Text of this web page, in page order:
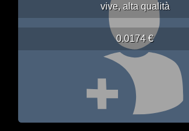
vive, alta qualità
0.0174 €